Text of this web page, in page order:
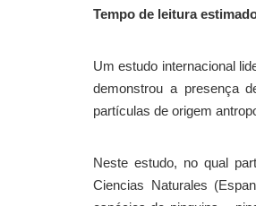
Tempo de leitura
Um estudo internacional
demonstrou a presença
partículas de origem
Neste estudo, no qual
Ciencias Naturales